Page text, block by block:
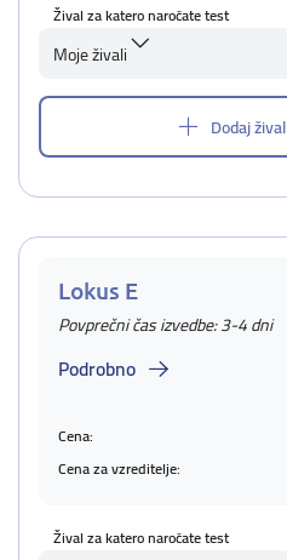
Žival za katero naročate test
Moje živali
Dodaj žival
Lokus E
Povprečni čas izvedbe: 3-4 dni
Podrobno
Cena:
Cena za vzreditelje:
Žival za katero naročate test